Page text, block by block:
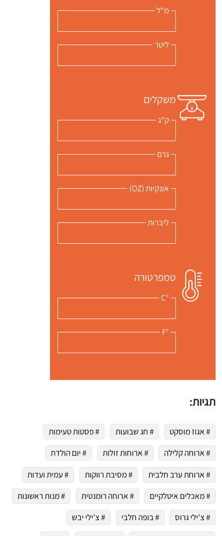
מ"ל
ליטר
משקלים
ק"ג
גרם
אונקיות (OZ)
ליברות
טמפרטורה
°C
°F
תגיות:
# אגוז מוסקט # חג שבועות
# פסטות טעימות
# ארוחה קלילה
# ארוחות זולות
# יום הולדת
# ארוחת ערב חלבית
# מסיבת רווקות
# עמית ועדות
# מאכלים איטלקיים
# ארוחה רומנטית
# מנות ראשונות
# צ'ילי גרוס
# בופה חלבי
# צ'ילי יבש